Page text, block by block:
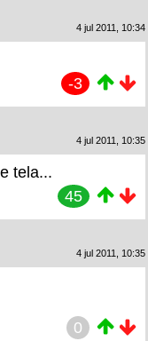
4 jul 2011, 10:34
-3
4 jul 2011, 10:35
tela...
45
4 jul 2011, 10:35
0